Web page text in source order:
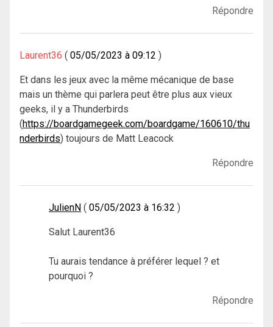
Répondre
Laurent36 05/05/2023 à 09:12
Et dans les jeux avec la même mécanique de base
mais un thème qui parlera peut être plus aux vieux
geeks, il y a Thunderbirds
(https://boardgamegeek.com/boardgame/160610/thu
nderbirds) toujours de Matt Leacock
Répondre
JulienN 05/05/2023 à 16:32
Salut Laurent36
Tu aurais tendance à préférer lequel ? et
pourquoi ?
Répondre